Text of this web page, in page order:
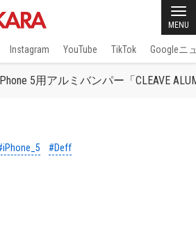
MENU
Instagram YouTube TikTok Googleニ
5用アルミバンパー「CLEAVE
#Deff